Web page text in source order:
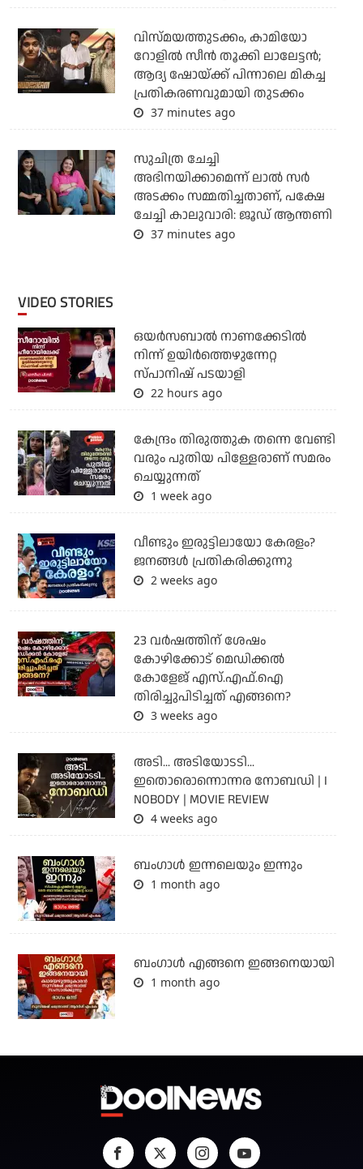
വിസ്മയത്തുടക്കം, കാമിയോ
റോളില്‍ സീന്‍ തൂക്കി ലാലേട്ടന്‍;
ആദ്യ ഷോയ്ക്ക് പിന്നാലെ മികച്ച
പ്രതികരണവുമായി തുടക്കം
37 minutes ago
സുചിത്ര ചേച്ചി
അഭിനയിക്കാമെന്ന് ലാല്‍ സര്‍
അടക്കം സമ്മതിച്ചതാണ്, പക്ഷേ
ചേച്ചി കാലുവാരി: ജൂഡ് ആന്തണി
37 minutes ago
VIDEO STORIES
ഒയര്‍സബാൽ നാണക്കേടിൽ
നിന്ന് ഉയിർത്തെഴുന്നേറ്റ
സ്പാനിഷ് പടയാളി
22 hours ago
കേന്ദ്രം തിരുത്തുക തന്നെ വേണ്ടി
വരും പുതിയ പിള്ളേരാണ് സമരം
ചെയ്യുന്നത്
1 week ago
വീണ്ടും ഇരുട്ടിലായോ കേരളം?
ജനങ്ങൾ പ്രതികരിക്കുന്നു
2 weeks ago
23 വർഷത്തിന് ശേഷം
കോഴിക്കോട് മെഡിക്കൽ
കോളേജ് എസ്.എഫ്.ഐ
തിരിച്ചുപിടിച്ചത് എങ്ങനെ?
3 weeks ago
അടി... അടിയോടടി...
ഇതൊരൊന്നൊന്നര നോബഡി | I
NOBODY | MOVIE REVIEW
4 weeks ago
ബംഗാള്‍ ഇന്നലെയും ഇന്നും
1 month ago
ബം​ഗാൾ എങ്ങനെ ഇങ്ങനെയായി
1 month ago